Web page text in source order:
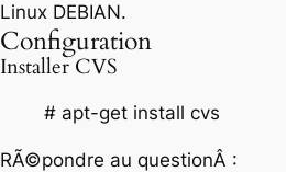
Linux DEBIAN.
Configuration
Installer CVS
# apt-get install cvs
RÃ©pondre au questionÂ :